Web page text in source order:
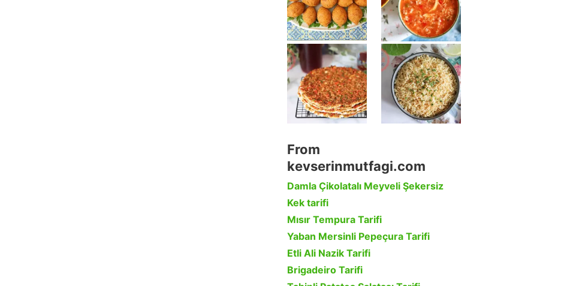
From
kevserinmutfagi.com
Damla Çikolatalı Meyveli Şekersiz
Kek tarifi
Mısır Tempura Tarifi
Yaban Mersinli Pepeçura Tarifi
Etli Ali Nazik Tarifi
Brigadeiro Tarifi